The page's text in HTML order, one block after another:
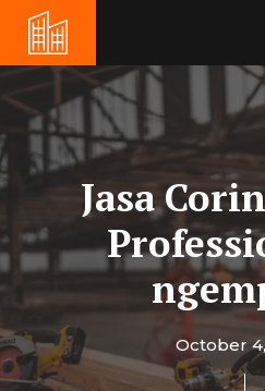
content
Jasa
October